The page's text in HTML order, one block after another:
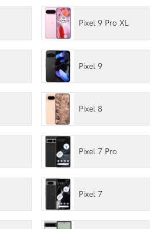
Pixel 9 Pro XL
Pixel 9
Pixel 8
Pixel 7 Pro
Pixel 7